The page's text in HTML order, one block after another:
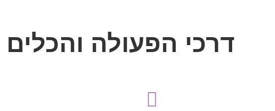
דרכי הפעולה והכלים

מרחבי העולם מתחומים כגון